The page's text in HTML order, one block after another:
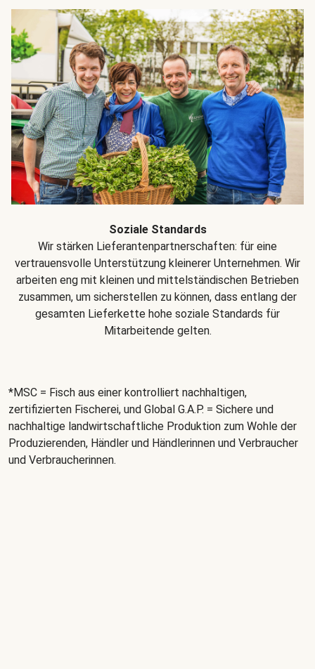
Soziale Standards
Wir stärken Lieferantenpartnerschaften: für eine
vertrauensvolle Unterstützung kleinerer Unternehmen. Wir
arbeiten eng mit kleinen und mittelständischen Betrieben
zusammen, um sicherstellen zu können, dass entlang der
gesamten Lieferkette hohe soziale Standards für
Mitarbeitende gelten.
*MSC = Fisch aus einer kontrolliert nachhaltigen,
zertifizierten Fischerei, und Global G.A.P. = Sichere und
nachhaltige landwirtschaftliche Produktion zum Wohle der
Produzierenden, Händler und Händlerinnen und Verbraucher
und Verbraucherinnen.